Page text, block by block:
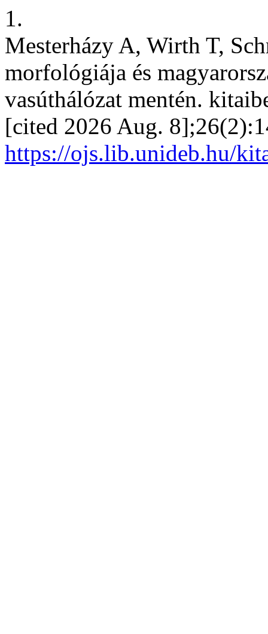
1.
Mesterházy A, Wirth T,
morfológiája és
vasúthálózat mentén.
[cited 2026 Aug.
https://ojs.lib.unideb.hu/